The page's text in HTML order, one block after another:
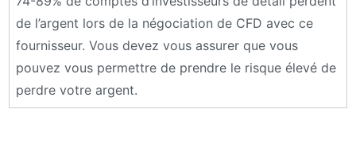
de l’argent lors de la négociation de CFD avec ce
fournisseur. Vous devez vous assurer que vous
pouvez vous permettre de prendre le risque élevé de
perdre votre argent.